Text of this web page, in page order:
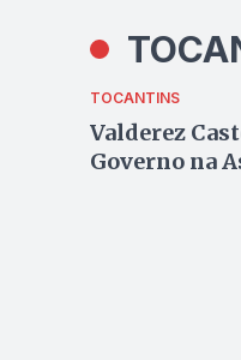
TOCANTINS
Valderez
Governo na